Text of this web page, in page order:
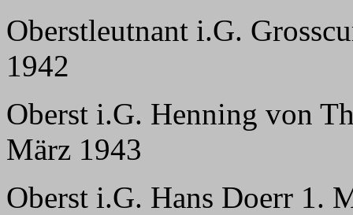
Oberstleutnant i.G.
1942
Oberst i.G. Henning von
März 1943
Oberst i.G. Hans Doerr 1.